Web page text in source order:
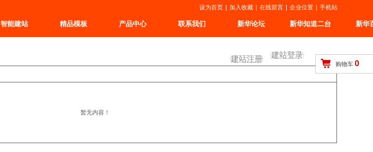
建站注册 建站登录
购物车 0
智能建站 精品模板 产品中心 联系我们 新华论坛 新华知道二台 新华
设为首页 加入收藏 在线留言 企业位置 手机站
暂无内容！